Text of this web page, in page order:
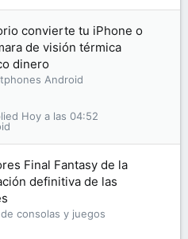
convierte tu iPhone o
de visión térmica
dinero
Android
Hoy a las 04:52
Final Fantasy de la
definitiva de las
consolas y juegos